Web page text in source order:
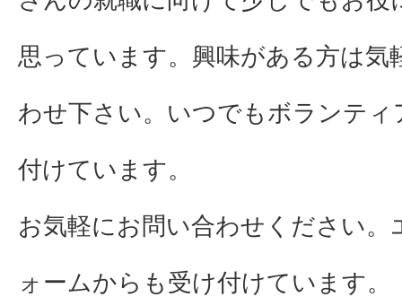
思っています。興味がある方は気
わせ下さい。いつでもボランティ
付けています。
お気軽にお問い合わせください。
ォームからも受け付けています。